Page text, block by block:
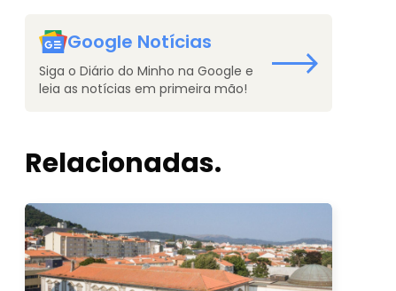
Google Notícias
Siga o Diário do Minho na Google e
leia as notícias em primeira mão!
Relacionadas.